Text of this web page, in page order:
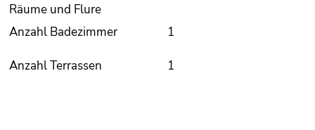
Räume und Flure
Anzahl Badezimmer
1
Anzahl Terrassen 1